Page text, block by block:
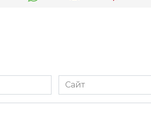
Сайт